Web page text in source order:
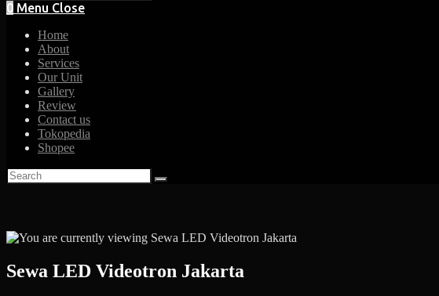
0 Menu Close
Home
About
Services
Our Unit
Gallery
Review
Contact us
Tokopedia
Shopee
Sewa LED Videotron Jakarta